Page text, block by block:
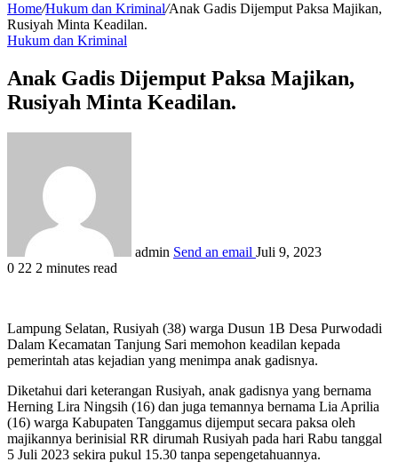
Home/Hukum dan Kriminal/Anak Gadis Dijemput Paksa Majikan,
Rusiyah Minta Keadilan.
Hukum dan Kriminal
Anak Gadis Dijemput Paksa Majikan,
Rusiyah Minta Keadilan.
admin Send an email Juli 9, 2023
0 22 2 minutes read
Lampung Selatan, Rusiyah (38) warga Dusun 1B Desa Purwodadi
Dalam Kecamatan Tanjung Sari memohon keadilan kepada
pemerintah atas kejadian yang menimpa anak gadisnya.
Diketahui dari keterangan Rusiyah, anak gadisnya yang bernama
Herning Lira Ningsih (16) dan juga temannya bernama Lia Aprilia
(16) warga Kabupaten Tanggamus dijemput secara paksa oleh
majikannya berinisial RR dirumah Rusiyah pada hari Rabu tanggal
5 Juli 2023 sekira pukul 15.30 tanpa sepengetahuannya.